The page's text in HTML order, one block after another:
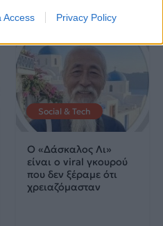
Access Privacy Policy
Social & Tech
Ο «Δάσκαλος Λι»
είναι ο viral γκουρού
που δεν ξέραμε ότι
χρειαζόμασταν